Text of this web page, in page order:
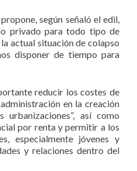
según señaló el edil,
privado para todo tipo de
actual situación de colapso
disponer de tiempo para
reducir los costes de
en la creación
así como
por renta y permitir a los
especialmente jóvenes y
y relaciones dentro del